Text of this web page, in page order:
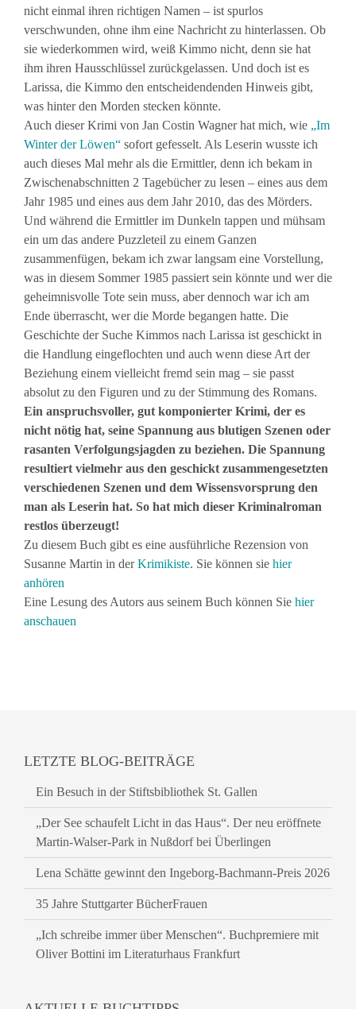
nicht einmal ihren richtigen Namen – ist spurlos
verschwunden, ohne ihm eine Nachricht zu hinterlassen. Ob
sie wiederkommen wird, weiß Kimmo nicht, denn sie hat
ihm ihren Hausschlüssel zurückgelassen. Und doch ist es
Larissa, die Kimmo den entscheidendenden Hinweis gibt,
was hinter den Morden stecken könnte.
Auch dieser Krimi von Jan Costin Wagner hat mich, wie „Im
Winter der Löwen“ sofort gefesselt. Als Leserin wusste ich
auch dieses Mal mehr als die Ermittler, denn ich bekam in
Zwischenabschnitten 2 Tagebücher zu lesen – eines aus dem
Jahr 1985 und eines aus dem Jahr 2010, das des Mörders.
Und während die Ermittler im Dunkeln tappen und mühsam
ein um das andere Puzzleteil zu einem Ganzen
zusammenfügen, bekam ich zwar langsam eine Vorstellung,
was in diesem Sommer 1985 passiert sein könnte und wer die
geheimnisvolle Tote sein muss, aber dennoch war ich am
Ende überrascht, wer die Morde begangen hatte. Die
Geschichte der Suche Kimmos nach Larissa ist geschickt in
die Handlung eingeflochten und auch wenn diese Art der
Beziehung einem vielleicht fremd sein mag – sie passt
absolut zu den Figuren und zu der Stimmung des Romans.
Ein anspruchsvoller, gut komponierter Krimi, der es
nicht nötig hat, seine Spannung aus blutigen Szenen oder
rasanten Verfolgungsjagden zu beziehen. Die Spannung
resultiert vielmehr aus den geschickt zusammengesetzten
verschiedenen Szenen und dem Wissensvorsprung den
man als Leserin hat. So hat mich dieser Kriminalroman
restlos überzeugt!
Zu diesem Buch gibt es eine ausführliche Rezension von
Susanne Martin in derKrimikiste. Sie können sie hier
anhören
Eine Lesung des Autors aus seinem Buch können Sie hier
anschauen
LETZTE BLOG-BEITRÄGE
Ein Besuch in der Stiftsbibliothek St. Gallen
„Der See schaufelt Licht in das Haus“. Der neu eröffnete
Martin-Walser-Park in Nußdorf bei Überlingen
Lena Schätte gewinnt den Ingeborg-Bachmann-Preis 2026
35 Jahre Stuttgarter BücherFrauen
„Ich schreibe immer über Menschen“. Buchpremiere mit
Oliver Bottini im Literaturhaus Frankfurt